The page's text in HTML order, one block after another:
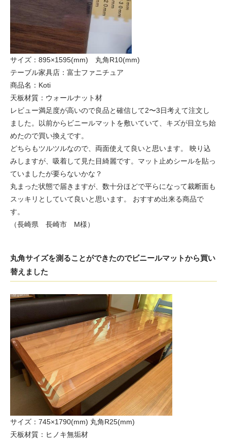
サイズ：895×1595(mm) 丸角R10(mm)
テーブル家具店：富士ファニチュア
商品名：Koti
天板材質：ウォールナット材
レビュー満足度が高いので良品と確信して2〜3日考えて注文し
ました。以前からビニールマットを敷いていて、キズが目立ち始
めたので買い換えです。
どちらもツルツルなので、両面使えて良いと思います。 映り込
みしますが、吸着して見た目綺麗です。マット止めシールを貼っ
ていましたが要らないかな？
丸まった状態で届きますが、数十分ほどで平らになって裁断面も
スッキリとしていて良いと思います。 おすすめ出来る商品で
す。
（長崎県 長崎市 M様）
丸角サイズを測ることができたのでビニールマットから買い
替えました
サイズ：745×1790(mm) 丸角R25(mm)
天板材質：ヒノキ無垢材